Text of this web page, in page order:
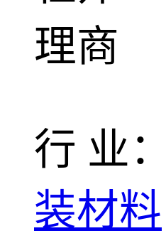
理商
行 业：
装材料